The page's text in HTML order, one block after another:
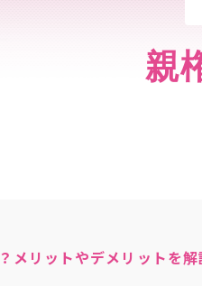
ベトナム進出支援相談サイト
離婚問題
親
メリットやデメリットを解